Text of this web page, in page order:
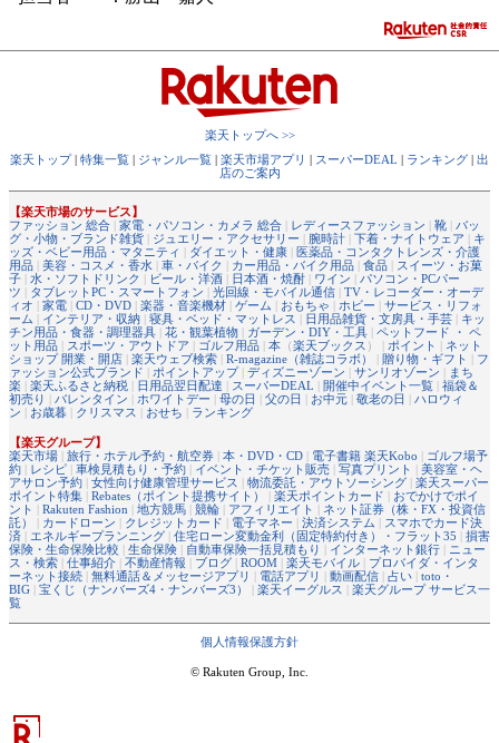
楽天トップへ >>
楽天トップ| 特集一覧 | ジャンル一覧 | 楽天市場アプリ | スーパーDEAL | ランキング | 出
店のご案内
【楽天市場のサービス】
ファッション 総合 | 家電・パソコン・カメラ 総合 | レディースファッション | 靴 | バッ
グ・小物・ブランド雑貨 | ジュエリー・アクセサリー | 腕時計 | 下着・ナイトウェア | キ
ッズ・ベビー用品・マタニティ | ダイエット・健康 | 医薬品・コンタクトレンズ・介護
用品 | 美容・コスメ・香水 | 車・バイク | カー用品・バイク用品 | 食品 | スイーツ・お菓
子 | 水・ソフトドリンク | ビール・洋酒 | 日本酒・焼酎 | ワイン | パソコン・PCパー
ツ | タブレットPC・スマートフォン | 光回線・モバイル通信 | TV・レコーダー・オーデ
ィオ | 家電 | CD・DVD | 楽器・音楽機材 | ゲーム | おもちゃ | ホビー | サービス・リフォ
ーム | インテリア・収納 | 寝具・ベッド・マットレス | 日用品雑貨・文房具・手芸 | キッ
チン用品・食器・調理器具 | 花・観葉植物 | ガーデン・DIY・工具 | ペットフード ・ ペ
ット用品 | スポーツ・アウトドア | ゴルフ用品 | 本 （楽天ブックス ） | ポイント | ネット
ショップ 開業・開店 | 楽天ウェブ検索 | R-magazine（雑誌コラボ） | 贈り物・ギフト | フ
ァッション公式ブランド | ポイントアップ| ディズニーゾーン | サンリオゾーン | まち
楽 | 楽天ふるさと納税 | 日用品翌日配達 | スーパーDEAL | 開催中イベント一覧 | 福袋＆
初売り | バレンタイン | ホワイトデー | 母の日 | 父の日 | お中元 | 敬老の日 | ハロウィ
ン | お歳暮 | クリスマス | おせち | ランキング
【楽天グループ】
楽天市場 | 旅行・ホテル予約・航空券 | 本・DVD・CD | 電子書籍 楽天Kobo | ゴルフ場予
約 | レシピ | 車検見積もり・予約 | イベント・チケット販売 | 写真プリント | 美容室・ヘ
アサロン予約 | 女性向け健康管理サービス | 物流委託・アウトソーシング | 楽天スーパー
ポイント特集 | Rebates（ポイント提携サイト） | 楽天ポイントカード | おでかけでポイ
ント | Rakuten Fashion | 地方競馬 | 競輪 | アフィリエイト | ネット証券（株・FX・投資信
託）
| カードローン | クレジットカード | 電子マネー | 決済システム | スマホでカード決
済 | エネルギープランニング | 住宅ローン変動金利（固定特約付き）・フラット35 | 損害
保険・生命保険比較 | 生命保険 | 自動車保険一括見積もり | インターネット銀行 | ニュー
ス・検索 | 仕事紹介 | 不動産情報 | ブログ | ROOM | 楽天モバイル | プロバイダ・インタ
ーネット接続 | 無料通話＆メッセージアプリ | 電話アプリ | 動画配信 | 占い | toto・
BIG | 宝くじ（ナンバーズ4・ナンバーズ3） | 楽天イーグルス | 楽天グループ サービス一
覧
個人情報保護方針
© Rakuten Group, Inc.